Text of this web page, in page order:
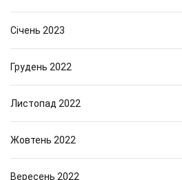
Січень 2023
Грудень 2022
Листопад 2022
Жовтень 2022
Вересень 2022